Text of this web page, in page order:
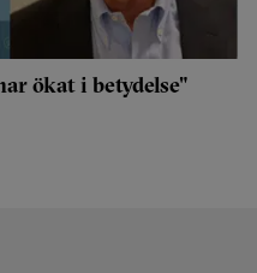
ökat i betydelse"